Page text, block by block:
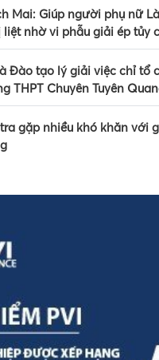
Mai: Giúp người phụ nữ
liệt nhờ vi phẫu giải ép tủy
Đào tạo lý giải việc chỉ tổ
THPT Chuyên Tuyên
gặp nhiều khó khăn với